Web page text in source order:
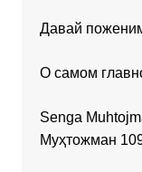
Давай
О самом
Senga
Муҳтожман